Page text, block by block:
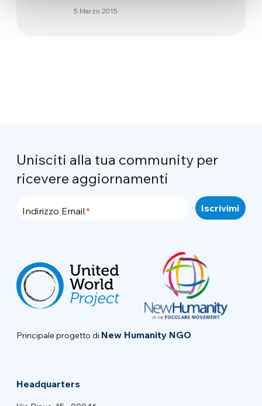
5 Marzo 2015
Unisciti alla tua community per
ricevere aggiornamenti
Indirizzo Email
Principale progetto di New Humanity NGO
Headquarters